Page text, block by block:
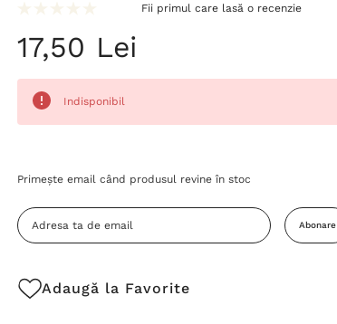
Fii primul care lasă o recenzie
17,50 Lei
Indisponibil
Grăbește-
Stocul
curent
Primește email când produsul revine în stoc
Abonare
Adaugă la Favorite